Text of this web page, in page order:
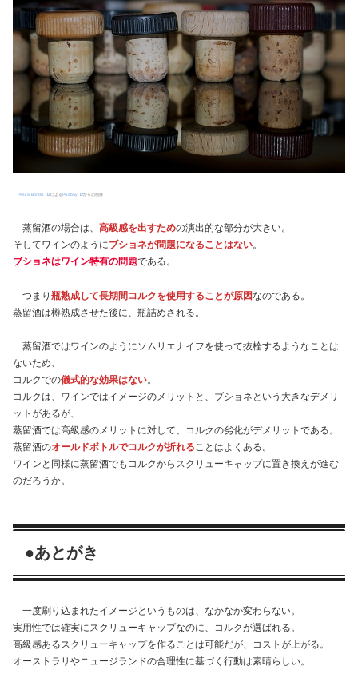
Pascal Bondis によるPixabay からの画像
蒸留酒の場合は、 高級感を出すための演出的な部分が大きい。
そしてワインのようにブショネが問題になることはない。
ブショネはワイン特有の問題である。
つまり 瓶熟成して長期間コルクを使用することが原因なのである。
蒸留酒は樽熟成させた後に、瓶詰めされる。
蒸留酒ではワインのようにソムリエナイフを使って抜栓するようなことは
ないため、
コルクでの儀式的な効果はない。
コルクは、ワインではイメージのメリットと、ブショネという大きなデメリ
ットがあるが、
蒸留酒では高級感のメリットに対して、コルクの劣化がデメリットである。
蒸留酒のオールドボトルでコルクが折れることはよくある。
ワインと同様に蒸留酒でもコルクからスクリューキャップに置き換えが進む
のだろうか。
●あとがき
一度刷り込まれたイメージというものは、なかなか変わらない。
実用性では確実にスクリューキャップなのに、コルクが選ばれる。
高級感あるスクリューキャップを作ることは可能だが、コストが上がる。
オーストラリやニュージランドの合理性に基づく行動は素晴らしい。